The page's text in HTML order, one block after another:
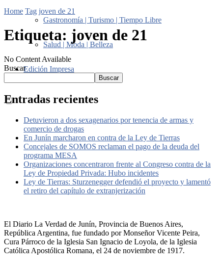
Gastronomía | Turismo | Tiempo Libre
Salud | Moda | Belleza
Edición Impresa
Home Tag joven de 21
Etiqueta: joven de 21
No Content Available
Buscar
Buscar
Entradas recientes
Detuvieron a dos sexagenarios por tenencia de armas y
comercio de drogas
En Junín marcharon en contra de la Ley de Tierras
Concejales de SOMOS reclaman el pago de la deuda del
programa MESA
Organizaciones concentraron frente al Congreso contra de la
Ley de Propiedad Privada: Hubo incidentes
Ley de Tierras: Sturzenegger defendió el proyecto y lamentó
el retiro del capítulo de extranjerización
El Diario La Verdad de Junín, Provincia de Buenos Aires,
República Argentina, fue fundado por Monseñor Vicente Peira,
Cura Párroco de la Iglesia San Ignacio de Loyola, de la Iglesia
Católica Apostólica Romana, el 24 de noviembre de 1917.